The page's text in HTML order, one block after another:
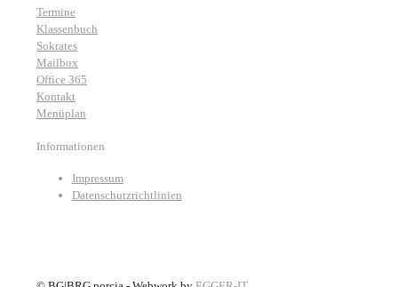
Termine
Klassenbuch
Sokrates
Mailbox
Office 365
Kontakt
Menüplan
Informationen
Impressum
Datenschutzrichtlinien